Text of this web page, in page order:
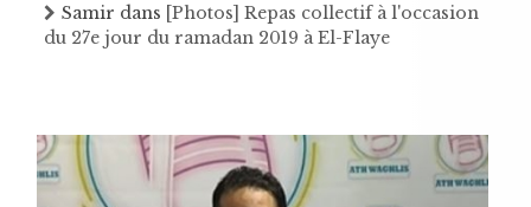
Samir dans [Photos] Repas collectif à l'occasion
du 27e jour du ramadan 2019 à El-Flaye